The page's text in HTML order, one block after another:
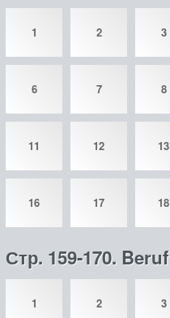
1 2 3
6 7 8
11 12 13
16 17 18
Стр. 159-170. Beruf
1 2 3